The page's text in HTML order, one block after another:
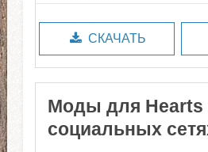
СКАЧАТЬ
Моды для Hearts
социальных